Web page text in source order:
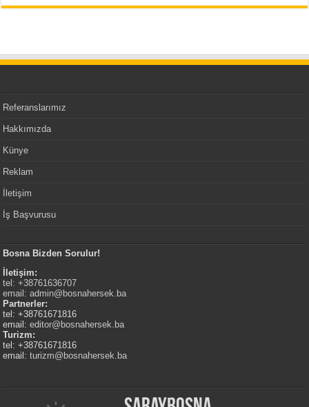
Referanslarımız
Hakkımızda
Künye
Reklam
İletişim
İş Başvurusu
Bosna Bizden Sorulur!
İletişim:
tel: +38761636707
email:admin@bosnahersek.ba
Partnerler:
tel: +38761671816
email:editor@bosnahersek.ba
Turizm:
tel: +38761671816
email:turizm@bosnahersek.ba